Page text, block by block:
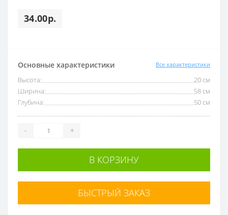
34.00р.
Основные характеристики Все характеристики
Высота:
20 см
Ширина:
58 см
Глубина:
50 см
- +
В КОРЗИНУ
БЫСТРЫЙ ЗАКАЗ